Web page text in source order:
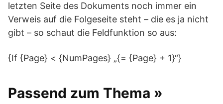
letzten Seite des Dokuments noch immer ein
Verweis auf die Folgeseite steht – die es ja nicht
gibt – so schaut die Feldfunktion so aus:
{If {Page} < {NumPages} „{= {Page} + 1}“}
Passend zum Thema »